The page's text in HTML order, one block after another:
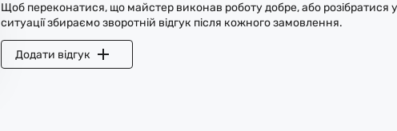
Щоб переконатися, що майстер виконав роботу добре, або розібратися у
ситуації збираємо зворотній відгук після кожного замовлення.
Додати відгук